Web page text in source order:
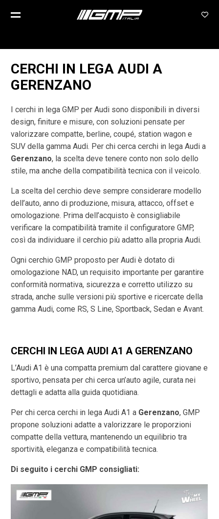
CERCHI IN LEGA AUDI A
GERENZANO
I cerchi in lega GMP per Audi sono disponibili in diversi
design, finiture e misure, con soluzioni pensate per
valorizzare compatte, berline, coupé, station wagon e
SUV della gamma Audi. Per chi cerca cerchi in lega Audi a
Gerenzano, la scelta deve tenere conto non solo dello
stile, ma anche della compatibilità tecnica con il veicolo.
La scelta del cerchio deve sempre considerare modello
dell’auto, anno di produzione, misura, attacco, offset e
omologazione. Prima dell’acquisto è consigliabile
verificare la compatibilità tramite il configuratore GMP,
così da individuare il cerchio più adatto alla propria Audi.
Ogni cerchio GMP proposto per Audi è dotato di
omologazione NAD, un requisito importante per garantire
conformità normativa, sicurezza e corretto utilizzo su
strada, anche sulle versioni più sportive e ricercate della
gamma Audi, come RS, S Line, Sportback, Sedan e Avant.
CERCHI IN LEGA AUDI A1 A GERENZANO
L’Audi A1 è una compatta premium dal carattere giovane e
sportivo, pensata per chi cerca un’auto agile, curata nei
dettagli e adatta alla guida quotidiana.
Per chi cerca cerchi in lega Audi A1 a Gerenzano, GMP
propone soluzioni adatte a valorizzare le proporzioni
compatte della vettura, mantenendo un equilibrio tra
sportività, eleganza e compatibilità tecnica.
Di seguito i cerchi GMP consigliati: